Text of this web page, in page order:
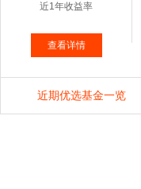
近1年收益率
查看详情
近期优选基金一览